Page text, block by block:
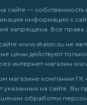
сайте — собственность
информации с
запрещена. Все
www.etalon.su не
цены действуют
интернет-магазин
магазине компании ГК
указанных на сайте. Вы
обработки